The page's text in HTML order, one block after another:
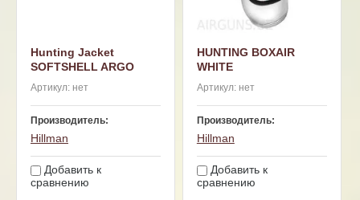
Hunting Jacket
SOFTSHELL ARGO
Артикул: нет
Производитель:
Hillman
Добавить к
сравнению
HUNTING BOXAIR
WHITE
Артикул:нет
Производитель:
Hillman
Добавить к
сравнению